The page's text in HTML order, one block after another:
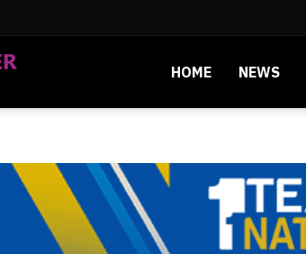
HOME NEWS